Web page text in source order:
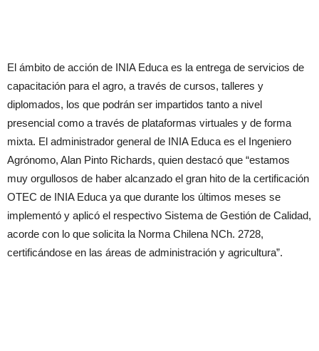
El ámbito de acción de INIA Educa es la entrega de servicios de
capacitación para el agro, a través de cursos, talleres y
diplomados, los que podrán ser impartidos tanto a nivel
presencial como a través de plataformas virtuales y de forma
mixta. El administrador general de INIA Educa es el Ingeniero
Agrónomo, Alan Pinto Richards, quien destacó que “estamos
muy orgullosos de haber alcanzado el gran hito de la certificación
OTEC de INIA Educa ya que durante los últimos meses se
implementó y aplicó el respectivo Sistema de Gestión de Calidad,
acorde con lo que solicita la Norma Chilena NCh. 2728,
certificándose en las áreas de administración y agricultura”.